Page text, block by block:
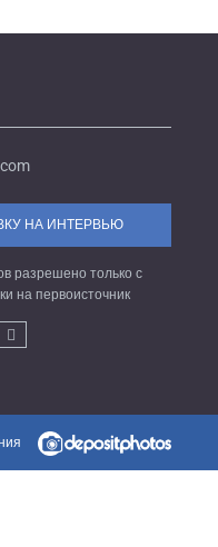
НА ИНТЕРВЬЮ
разрешено только с
на первоисточник